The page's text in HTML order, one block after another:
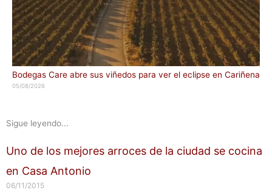
Bodegas Care abre sus viñedos para ver el eclipse en Cariñena
05/08/2026
Sigue leyendo...
Uno de los mejores arroces de la ciudad se cocina
en Casa Antonio
06/11/2015